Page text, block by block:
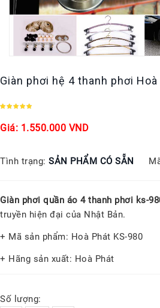
Giàn phơi hệ 4 thanh phơi
Giá: 1.550.000 VND
Tình trạng: SẢN PHẨM CÓ SẴN
Giàn phơi quần áo 4 thanh phơi ks-
truyền hiện đại của Nhật Bản.
+ Mã sản phẩm: Hoà Phát KS-980
+ Hãng sản xuất: Hoà Phát
Số lượng: